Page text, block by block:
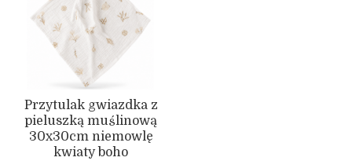
Przytulak gwiazdka z
pieluszką muślinową
30x30cm niemowlę
kwiaty boho